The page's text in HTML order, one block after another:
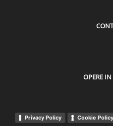
OPERE
Privacy Policy Cookie Policy